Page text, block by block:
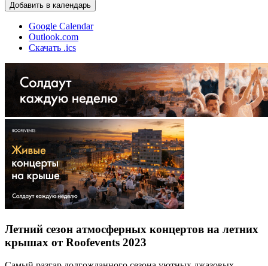
Добавить в календарь
Google Calendar
Outlook.com
Скачать .ics
Летний сезон атмосферных концертов на летних
крышах от Roofevents 2023